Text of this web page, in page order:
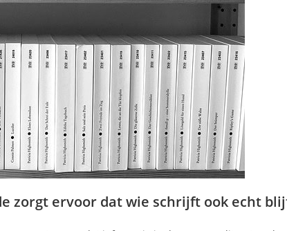
zorgt ervoor dat wie schrijft ook echt